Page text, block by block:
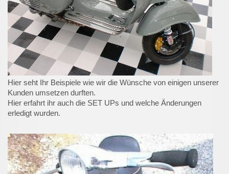
Hier seht Ihr Beispiele wie wir die Wünsche von einigen unserer
Kunden umsetzen durften.
Hier erfahrt ihr auch die SET UPs und welche Änderungen
erledigt wurden.